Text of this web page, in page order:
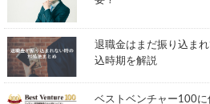
退職金はまだ振り込ま
込時期を解説
ベストベンチャー100